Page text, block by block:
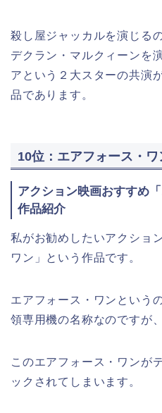
殺し屋ジャッカルを演じる
デクラン・マルクィーンを
アという２大スターの共演
品であります。
10位：エアフォース・ワ
アクション映画おすすめ
作品紹介
私がお勧めしたいアクショ
ワン」という作品です。
エアフォース・ワンという
領専用機の名称なのですが、
このエアフォース・ワンが
ックされてしまいます。